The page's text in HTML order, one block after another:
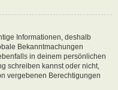
Informationen, deshalb
Bekanntmachungen
in deinem persönlichen
schreiben kannst oder nicht,
vergebenen Berechtigungen